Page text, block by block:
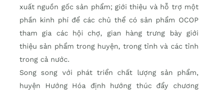
xuất nguồn gốc sản phẩm; giới thiệu và hỗ trợ một
phần kinh phí để các chủ thể có sản phẩm OCOP
tham gia các hội chợ, gian hàng trưng bày giới
thiệu sản phẩm trong huyện, trong tỉnh và các tỉnh
trong cả nước.
Song song với phát triển chất lượng sản phẩm,
huyện Hướng Hóa định hướng thúc đẩy chương